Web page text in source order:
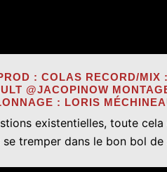
: COLAS RECORD/
@JACOPINOW
: LORIS
existentielles, toute
tremper dans le bon bol de